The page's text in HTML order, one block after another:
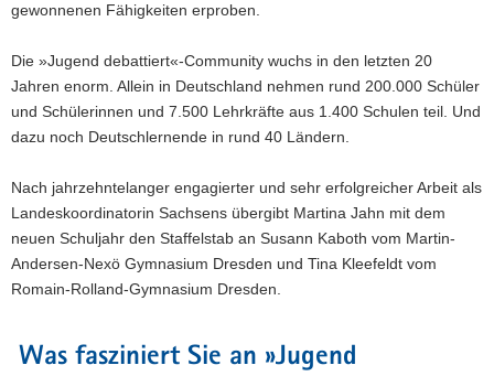
gewonnenen Fähigkeiten erproben.
Die »Jugend debattiert«-Community wuchs in den letzten 20
Jahren enorm. Allein in Deutschland nehmen rund 200.000 Schüler
und Schülerinnen und 7.500 Lehrkräfte aus 1.400 Schulen teil. Und
dazu noch Deutschlernende in rund 40 Ländern.
Nach jahrzehntelanger engagierter und sehr erfolgreicher Arbeit als
Landeskoordinatorin Sachsens übergibt Martina Jahn mit dem
neuen Schuljahr den Staffelstab an Susann Kaboth vom Martin-
Andersen-Nexö Gymnasium Dresden und Tina Kleefeldt vom
Romain-Rolland-Gymnasium Dresden.
Was fasziniert Sie an »Jugend